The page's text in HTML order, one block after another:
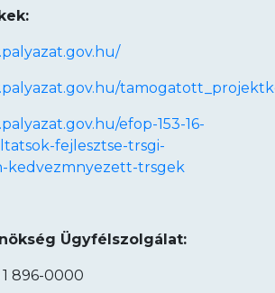
efop-153-16-
fejlesztse-trsgi-
kedvezmnyezett-trsgek
Ügyfélszolgálat:
896-0000